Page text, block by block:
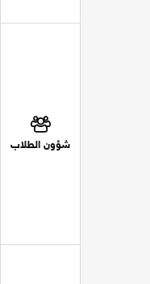
شؤون الطلاب